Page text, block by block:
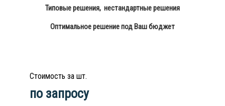
Типовые решения, нестандартные решения
Оптимальное решение под Ваш бюджет
Стоимость за шт.
по запросу